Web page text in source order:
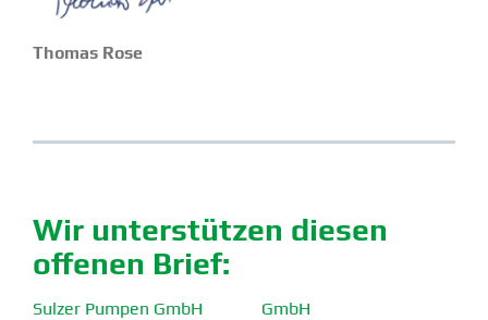
Thomas Rose
Wir unter­stützen diesen
offenen Brief:
Sulzer Pumpen GmbH GmbH